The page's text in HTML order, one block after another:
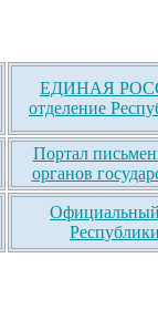
ЕДИНАЯ
отделение
Портал
органов
Официальный